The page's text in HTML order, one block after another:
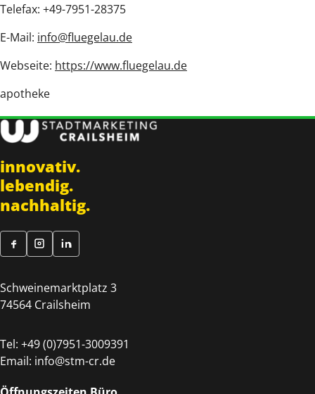
Telefax: +49-7951-28375
E-Mail: info@fluegelau.de
Webseite: https://www.fluegelau.de
apotheke
innovativ.
lebendig.
nachhaltig.
Schweinemarktplatz 3
74564 Crailsheim
Tel: +49 (0)7951-3009391
Email: info@stm-cr.de